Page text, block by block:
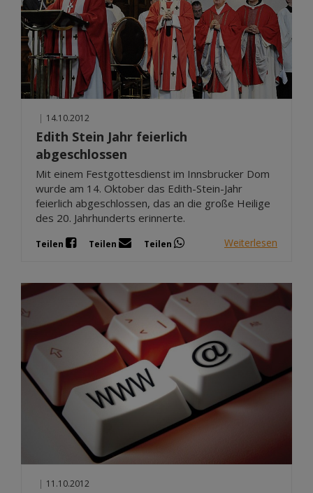
| 14.10.2012
Edith Stein Jahr feierlich
abgeschlossen
Mit einem Festgottesdienst im Innsbrucker Dom
wurde am 14. Oktober das Edith-Stein-Jahr
feierlich abgeschlossen, das an die große Heilige
des 20. Jahrhunderts erinnerte.
Teilen Teilen Teilen Weiterlesen
| 11.10.2012